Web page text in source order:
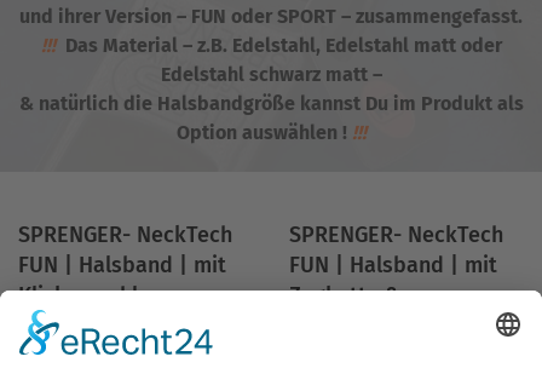
und ihrer Version – FUN oder SPORT – zusammengefasst.
!!!Das Material – z.B. Edelstahl, Edelstahl matt oder
Edelstahl schwarz matt –
& natürlich die Halsbandgröße kannst Du im Produkt als
Option auswählen ! !!!
SPRENGER- NeckTech
FUN | Halsband | mit
Klickverschluss
SPRENGER- NeckTech
FUN | Halsband | mit
Zugkette &